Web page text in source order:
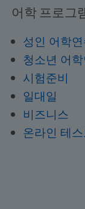
어학 프로그
성인 어학
청소년 어
시험준비
일대일
비즈니스
온라인 테